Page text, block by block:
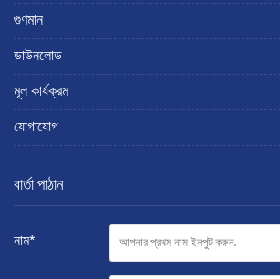
গুণমান
ডাউনলোড
মূল কার্যক্রম
যোগাযোগ
বার্তা পাঠান
নাম*